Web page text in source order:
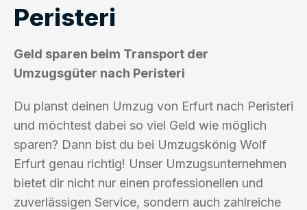
Peristeri
Geld sparen beim Transport der
Umzugsgüter nach Peristeri
Du planst deinen Umzug von Erfurt nach Peristeri
und möchtest dabei so viel Geld wie möglich
sparen? Dann bist du bei Umzugskönig Wolf
Erfurt genau richtig! Unser Umzugsunternehmen
bietet dir nicht nur einen professionellen und
zuverlässigen Service, sondern auch zahlreiche